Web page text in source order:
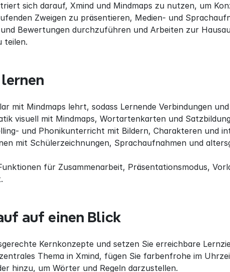
sich darauf, Xmind und Mindmaps zu nutzen, um
Zweigen zu präsentieren, Medien- und
Bewertungen durchzuführen und Arbeiten zur
teilen.
mit Mindmaps lehrt, sodass Lernende Verbindungen
visuell mit Mindmaps, Wortartenkarten und
und Phonikunterricht mit Bildern, Charakteren und
mit Schülerzeichnungen, Sprachaufnahmen und
für Zusammenarbeit, Präsentationsmodus,
auf einen Blick
Kernkonzepte und setzen Sie erreichbare
Thema in Xmind, fügen Sie farbenfrohe im
hinzu, um Wörter und Regeln darzustellen.